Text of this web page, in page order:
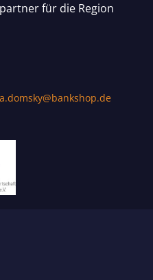
für die Region